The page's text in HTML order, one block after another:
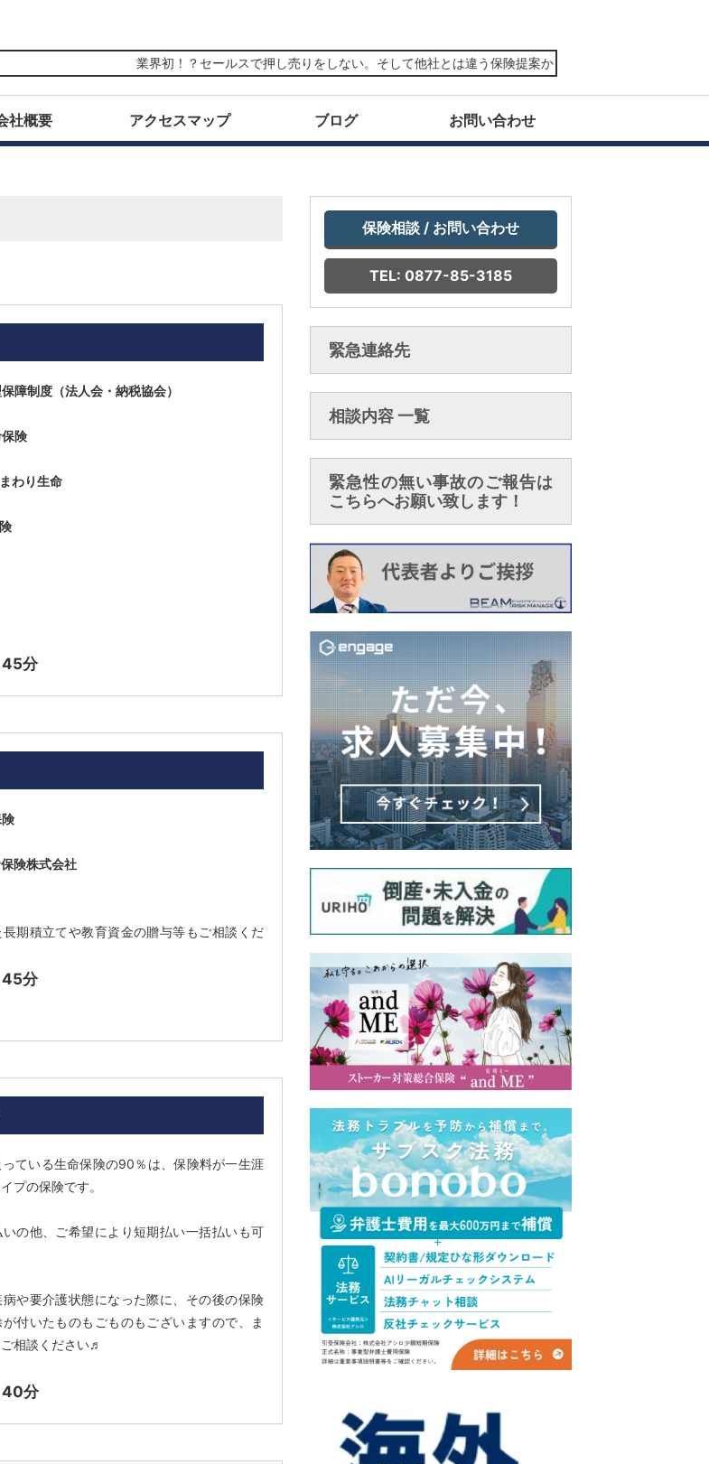
業界初！？セールスで押し売りをしない。そして他社とは違う保険提案からは、真に頼れる価値観を感じて
社概要 アクセスマップ ブログ お問い合わせ
障制度（法人会・納税協会）
険
わり生命
45分
険株式会社
期積立てや教育資金の贈与等もご相談くだ
45分
ている生命保険の90％は、保険料が一生涯
プの保険です。
いの他、ご希望により短期払い一括払いも可
病や要介護状態になった際に、その後の保険
付いたものもごものもございますので、ま
相談ください♬
40分
保険相談 / お問い合わせ
TEL: 0877-85-3185
緊急連絡先
相談内容 一覧
緊急性の無い事故のご報告は
こちらへお願い致します！